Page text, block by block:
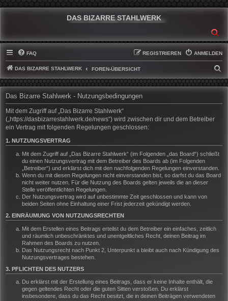
DAS BIZARRE STAHLWERK
FAQ ANMELDEN
REGISTRIEREN
DAS BIZARRE STAHLWERK FOREN-ÜBERSICHT
U
H
Das Bizarre Stahlwerk - Nutzungsbedingungen
Mit dem Zugriff auf „Das Bizarre Stahlwerk“
(„https://dasbizarrestahlwerk.de/news“) wird zwischen dir und dem Betreiber
ein Vertrag mit folgenden Regelungen geschlossen:
1. NUTZUNGSVERTRAG
Mit dem Zugriff auf „Das Bizarre Stahlwerk“ (im Folgenden „das Board“) schließt
du einen Nutzungsvertrag mit dem Betreiber des Boards ab (im Folgenden
„Betreiber“) und erklärst dich mit den nachfolgenden Regelungen einverstanden.
Wenn du mit diesen Regelungen nicht einverstanden bist, so darfst du das Board
nicht weiter nutzen. Für die Nutzung des Boards gelten jeweils die an dieser
Stelle veröffentlichten Regelungen.
Der Nutzungsvertrag wird auf unbestimmte Zeit geschlossen und kann von
beiden Seiten ohne Einhaltung einer Frist jederzeit gekündigt werden.
2. EINRÄUMUNG VON NUTZUNGSRECHTEN
Mit dem Erstellen eines Beitrags erteilst du dem Betreiber ein einfaches, zeitlich
und räumlich unbeschränktes und unentgeltliches Recht, deinen Beitrag im
Rahmen des Boards zu nutzen.
Das Nutzungsrecht nach Punkt 2, Unterpunkt a bleibt auch nach Kündigung des
Nutzungsvertrages bestehen.
3. PFLICHTEN DES NUTZERS
Du erklärst mit der Erstellung eines Beitrags, dass er keine Inhalte enthält, die
gegen geltendes Recht oder die guten Sitten verstoßen. Du erklärst
insbesondere, dass du das Recht besitzt, die in deinen Beiträgen verwendeten